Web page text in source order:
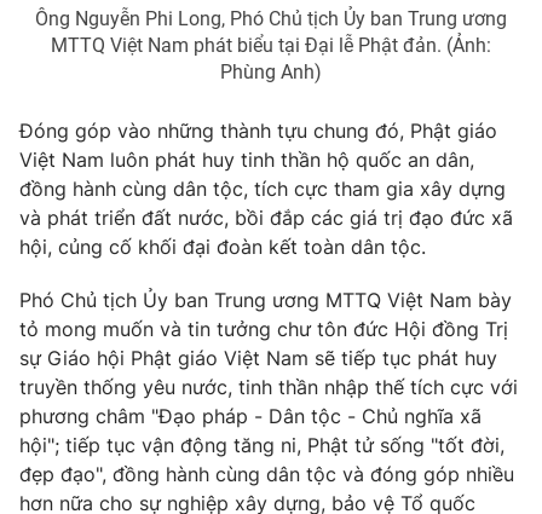
Ông Nguyễn Phi Long, Phó Chủ tịch Ủy ban Trung ương
MTTQ Việt Nam phát biểu tại Đại lễ Phật đản. (Ảnh:
Phùng Anh)
Đóng góp vào những thành tựu chung đó, Phật giáo
Việt Nam luôn phát huy tinh thần hộ quốc an dân,
đồng hành cùng dân tộc, tích cực tham gia xây dựng
và phát triển đất nước, bồi đắp các giá trị đạo đức xã
hội, củng cố khối đại đoàn kết toàn dân tộc.
Phó Chủ tịch Ủy ban Trung ương MTTQ Việt Nam bày
tỏ mong muốn và tin tưởng chư tôn đức Hội đồng Trị
sự Giáo hội Phật giáo Việt Nam sẽ tiếp tục phát huy
truyền thống yêu nước, tinh thần nhập thế tích cực với
phương châm "Đạo pháp - Dân tộc - Chủ nghĩa xã
hội"; tiếp tục vận động tăng ni, Phật tử sống "tốt đời,
đẹp đạo", đồng hành cùng dân tộc và đóng góp nhiều
hơn nữa cho sự nghiệp xây dựng, bảo vệ Tổ quốc